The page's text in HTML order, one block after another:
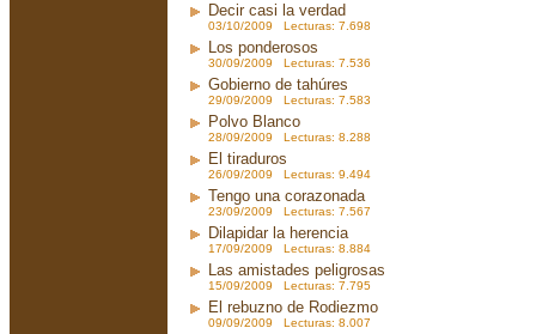
Decir casi la verdad
03/10/2009 Lecturas: 7.698
Los ponderosos
30/09/2009 Lecturas: 7.536
Gobierno de tahúres
29/09/2009 Lecturas: 7.583
Polvo Blanco
28/09/2009 Lecturas: 8.288
El tiraduros
26/09/2009 Lecturas: 9.494
Tengo una corazonada
23/09/2009 Lecturas: 7.567
Dilapidar la herencia
17/09/2009 Lecturas: 8.884
Las amistades peligrosas
15/09/2009 Lecturas: 7.795
El rebuzno de Rodiezmo
09/09/2009 Lecturas: 8.007